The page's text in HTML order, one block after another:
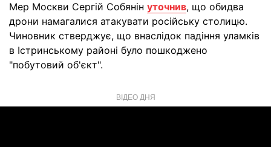
Мер Москви Сергій Собянін уточнив, що обидва
дрони намагалися атакувати російську столицю.
Чиновник стверджує, що внаслідок падіння уламків
в Істринському районі було пошкоджено
"побутовий об'єкт".
ВІДЕО ДНЯ